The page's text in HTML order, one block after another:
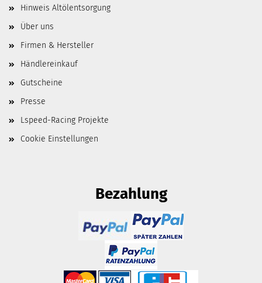
Hinweis Altölentsorgung
Über uns
Firmen & Hersteller
Händlereinkauf
Gutscheine
Presse
Lspeed-Racing Projekte
Cookie Einstellungen
Bezahlung